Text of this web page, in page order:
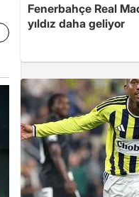
Fenerbahçe Real
yıldız daha geliyor